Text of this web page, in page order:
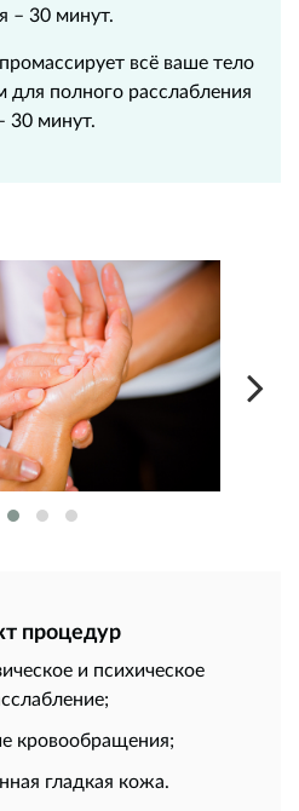
– 30 минут.
всё ваше тело
полного расслабления
30 минут.
процедур
и психическое
кровообращения;
гладкая кожа.